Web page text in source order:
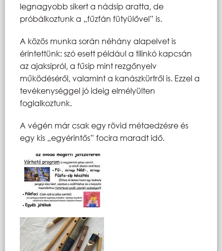
legnagyobb sikert a nádsíp aratta, de
próbálkoztunk a „fűzfán fütyülővel” is.
A közös munka során néhány alapelvet is
érintettünk: szó esett például a tilinkó kapcsán
az ajaksípról, a fűsíp mint rezgőnyelv
működéséről, valamint a kanászkürtről is. Ezzel a
tevékenységgel jó ideig elmélyülten
foglalkoztunk.
A végén már csak egy rövid métaedzésre és
egy kis „egyérintős” focira maradt idő.